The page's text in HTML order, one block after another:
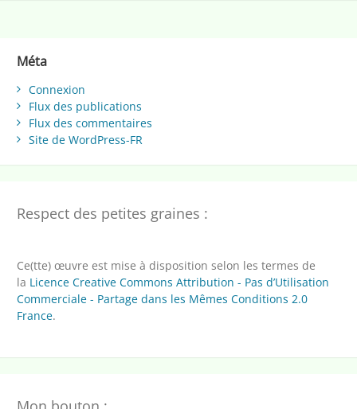
Méta
Connexion
Flux des publications
Flux des commentaires
Site de WordPress-FR
Respect des petites graines :
Ce(tte) œuvre est mise à disposition selon les termes de
la Licence Creative Commons Attribution - Pas d’Utilisation
Commerciale - Partage dans les Mêmes Conditions 2.0
France.